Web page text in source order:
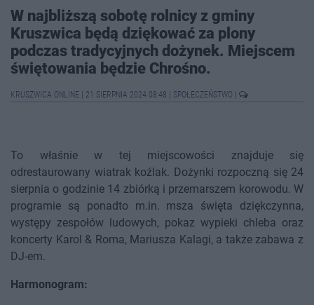
W najbliższą sobotę rolnicy z gminy
Kruszwica będą dziękować za plony
podczas tradycyjnych dożynek. Miejscem
świętowania będzie Chrośno.
KRUSZWICA.ONLINE 21 SIERPNIA 2024 08:48 SPOŁECZEŃSTWO
To właśnie w tej miejscowości znajduje się
odrestaurowany wiatrak koźlak. Dożynki rozpoczną się 24
sierpnia o godzinie 14 zbiórką i przemarszem korowodu. W
programie są ponadto m.in. msza święta dziękczynna,
występy zespołów ludowych, pokaz wypieki chleba oraz
koncerty Karol & Roma, Mariusza Kalagi, a także zabawa z
DJ-em.
Harmonogram: